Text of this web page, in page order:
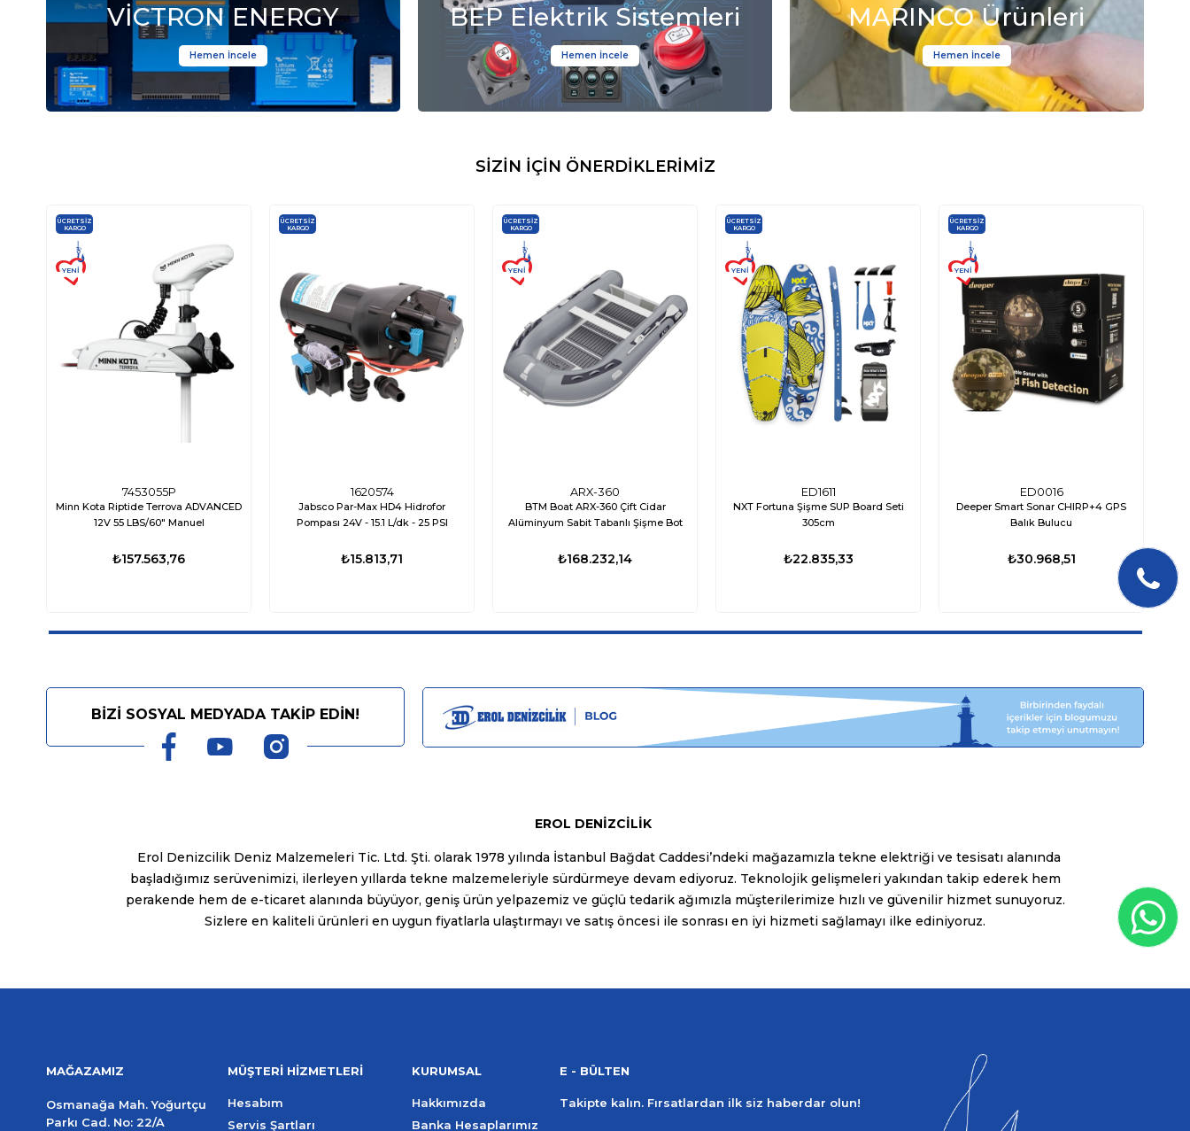
VİCTRON ENERGY
Hemen İncele
BEP Elektrik Sistemleri
Hemen İncele
MARINCO Ürünleri
Hemen İncele
SİZİN İÇİN ÖNERDİKLERİMİZ
7453055P
Minn Kota Riptide Terrova ADVANCED
12V 55 LBS/60" Manuel
₺157.563,76
ÜCRETSIZ
KARGO
YENI
1620574
Jabsco Par-Max HD4 Hidrofor
Pompası 24V - 15.1 L/dk - 25 PSI
₺15.813,71
ÜCRETSIZ
KARGO
ARX-360
BTM Boat ARX-360 Çift Cidar
Alüminyum Sabit Tabanlı Şişme Bot
₺168.232,14
ÜCRETSIZ
KARGO
YENI
ÜRÜN
ED1611
NXT Fortuna Şişme SUP Board Seti
305cm
₺22.835,33
ÜCRETSIZ
KARGO
YENI
ÜRÜN
ED0016
Deeper Smart Sonar CHIRP+4 GPS
Balık Bulucu
₺30.968,51
ÜCRETSIZ
KARGO
YENI
ÜRÜN
BİZİ SOSYAL MEDYADA TAKİP EDİN!
EROL DENİZCİLİK
Erol Denizcilik Deniz Malzemeleri Tic. Ltd. Şti. olarak 1978 yılında İstanbul Bağdat Caddesi’ndeki mağazamızla tekne elektriği ve tesisatı alanında
başladığımız serüvenimizi, ilerleyen yıllarda tekne malzemeleriyle sürdürmeye devam ediyoruz. Teknolojik gelişmeleri yakından takip ederek hem
perakende hem de e-ticaret alanında büyüyor, geniş ürün yelpazemiz ve güçlü tedarik ağımızla müşterilerimize hızlı ve güvenilir hizmet sunuyoruz.
Sizlere en kaliteli ürünleri en uygun fiyatlarla ulaştırmayı ve satış öncesi ile sonrası en iyi hizmeti sağlamayı ilke ediniyoruz.
MAĞAZAMIZ
Osmanağa Mah. Yoğurtçu
Parkı Cad. No: 22/A
MÜŞTERİ HİZMETLERİ
Hesabım
Servis Şartları
KURUMSAL
Hakkımızda
Banka Hesaplarımız
E - BÜLTEN
Takipte kalın. Fırsatlardan ilk siz haberdar olun!